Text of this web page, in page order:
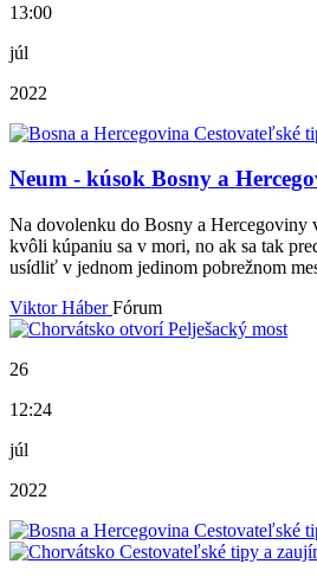
13:00
júl
2022
Neum - kúsok Bosny a
Na dovolenku do Bosny a Hercegoviny
kvôli kúpaniu sa v mori, no ak sa tak
usídliť v jednom jedinom pobrežnom
Viktor HáberFórum
26
12:24
júl
2022